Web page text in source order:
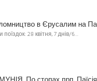
в Єрусалим на
поїздок: 28 квітня, 7 днів/6…